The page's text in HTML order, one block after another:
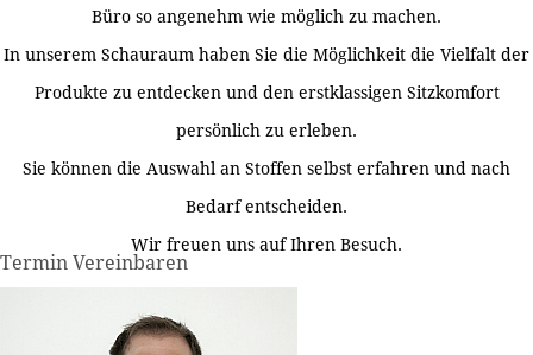
Büro so angenehm wie möglich zu machen.
In unserem Schauraum haben Sie die Möglichkeit die Vielfalt der
Produkte zu entdecken und den erstklassigen Sitzkomfort
persönlich zu erleben.
Sie können die Auswahl an Stoffen selbst erfahren und nach
Bedarf entscheiden.
Wir freuen uns auf Ihren Besuch.
Termin Vereinbaren